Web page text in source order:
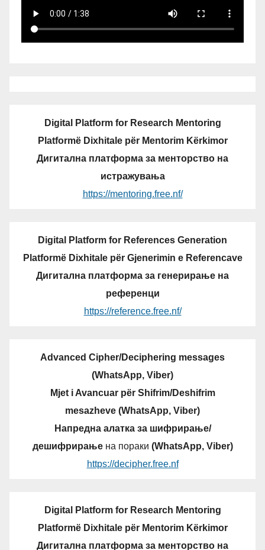
Digital Platform for Research Mentoring
Platformë Dixhitale për Mentorim Kërkimor
Дигитална платформа за менторство на
истражувања
https://mentoring.free.nf/
Digital Platform for References Generation
Platformë Dixhitale për Gjenerimin e Referencave
Дигитална платформа за генерирање на
референци
https://reference.free.nf/
Advanced Cipher/Deciphering messages
(WhatsApp, Viber)
Mjet i Avancuar për Shifrim/Deshifrim
mesazheve (WhatsApp, Viber)
Напредна алатка за шифрирање/
дешифрирањена пораки (WhatsApp, Viber)
https://decipher.free.nf
Digital Platform for Research Mentoring
Platformë Dixhitale për Mentorim Kërkimor
Дигитална платформа за менторство на